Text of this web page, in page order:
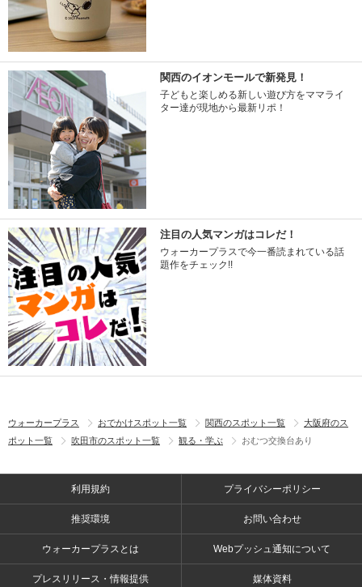
関西のイオンモールで新発見！
子どもと楽しめる新しい遊び方をママライ
ター達が現地から最新リポ！
注目の人気マンガはコレだ！
ウォーカープラスで今一番読まれている話
題作をチェック!!
ウォーカープラス おでかけスポット一覧 関西のスポット一覧
大阪府のス
ポット一覧
吹田市のスポット一覧 観る・学ぶ おむつ交換台あり
利用規約 プライバシーポリシー
推奨環境 お問い合わせ
ウォーカープラスとは Webプッシュ通知について
プレスリリース・情報提供 媒体資料